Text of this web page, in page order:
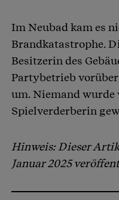
Im Neubad kam es
Brandkatastrophe.
Besitzerin des
Partybetrieb
um. Niemand wurde
Spielverderberin
Hinweis: Dieser
Januar 2025